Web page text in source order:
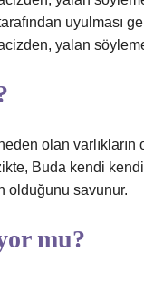
uyulması
yalan
olan varlıkların
Buda kendi
olduğunu savunur.
mu?